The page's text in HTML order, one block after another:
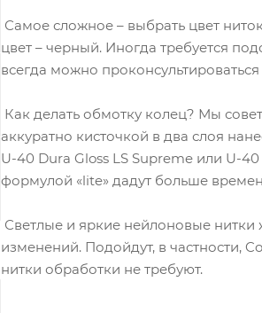
Самое сложное – выбрать цвет
цвет – черный. Иногда требуется
всегда можно
Как делать обмотку колец? Мы
аккуратно кисточкой в два слоя
U-40 Dura Gloss LS Supreme или U-
формулой «lite» дадут больше
Светлые и яркие нейлоновые нитки
изменений. Подойдут, в частности,
нитки обработки не требуют.